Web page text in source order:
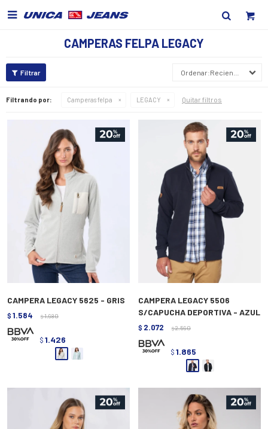

CAMPERAS FELPA LEGACY
Recientes
Filtrando por: Camperas felpa LEGACY Quitar filtros
CAMPERA LEGACY 5625 - GRIS
$ 1.584 $ 1.980
$ 1.426
CAMPERA LEGACY 5506
S/CAPUCHA DEPORTIVA - AZUL
$ 2.072 $ 2.590
$ 1.865